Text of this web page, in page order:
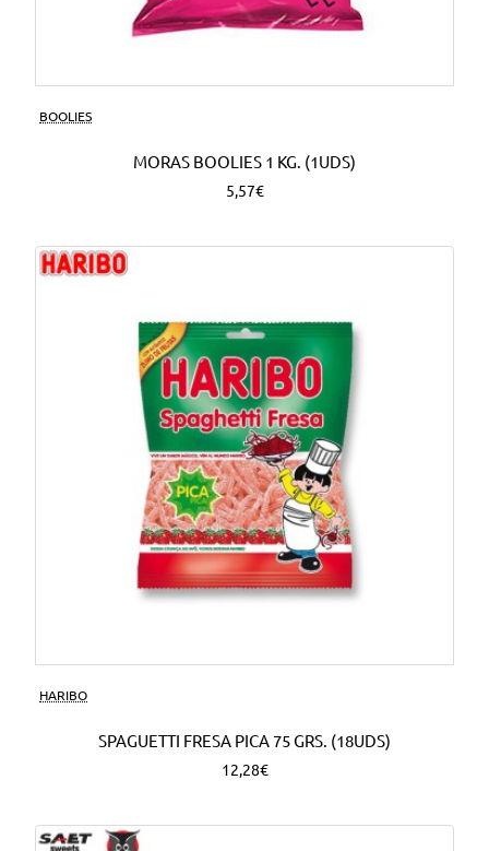
BOOLIES
MORAS BOOLIES 1 KG. (1UDS)
5,57€
HARIBO
SPAGUETTI FRESA PICA 75 GRS. (18UDS)
12,28€